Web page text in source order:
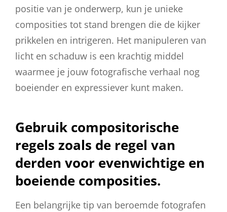
positie van je onderwerp, kun je unieke
composities tot stand brengen die de kijker
prikkelen en intrigeren. Het manipuleren van
licht en schaduw is een krachtig middel
waarmee je jouw fotografische verhaal nog
boeiender en expressiever kunt maken.
Gebruik compositorische
regels zoals de regel van
derden voor evenwichtige en
boeiende composities.
Een belangrijke tip van beroemde fotografen